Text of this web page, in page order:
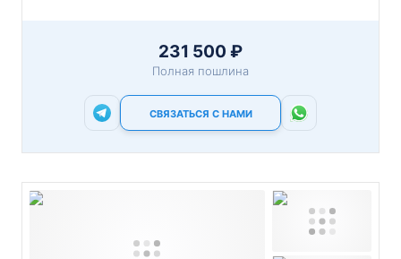
231 500 ₽
Полная пошлина
СВЯЗАТЬСЯ С НАМИ